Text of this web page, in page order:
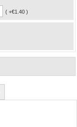
( +€1.40 )